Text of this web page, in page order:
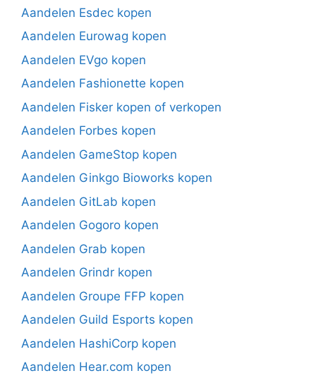
Aandelen Esdec kopen
Aandelen Eurowag kopen
Aandelen EVgo kopen
Aandelen Fashionette kopen
Aandelen Fisker kopen of verkopen
Aandelen Forbes kopen
Aandelen GameStop kopen
Aandelen Ginkgo Bioworks kopen
Aandelen GitLab kopen
Aandelen Gogoro kopen
Aandelen Grab kopen
Aandelen Grindr kopen
Aandelen Groupe FFP kopen
Aandelen Guild Esports kopen
Aandelen HashiCorp kopen
Aandelen Hear.com kopen